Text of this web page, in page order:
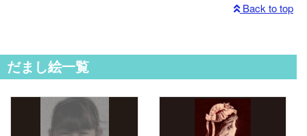
Back to top
だまし絵一覧